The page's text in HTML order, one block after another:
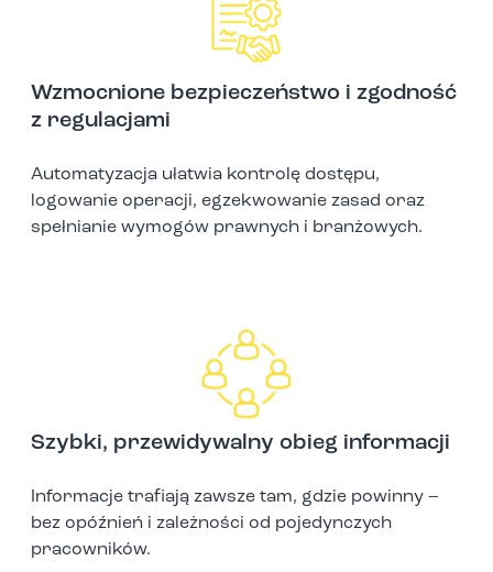
Wzmocnione bezpieczeństwo i zgodność
z regulacjami
Automatyzacja ułatwia kontrolę dostępu,
logowanie operacji, egzekwowanie zasad oraz
spełnianie wymogów prawnych i branżowych.
Szybki, przewidywalny obieg informacji
Informacje trafiają zawsze tam, gdzie powinny –
bez opóźnień i zależności od pojedynczych
pracowników.